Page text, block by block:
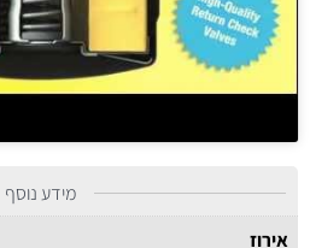
מידע נוסף
אירוז